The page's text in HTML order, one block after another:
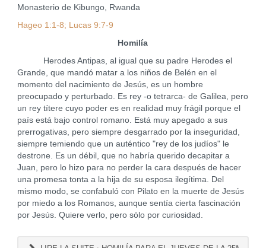
Monasterio de Kibungo, Rwanda
Hageo 1:1-8; Lucas 9:7-9
Homilía
Herodes Antipas, al igual que su padre Herodes el
Grande, que mandó matar a los niños de Belén en el
momento del nacimiento de Jesús, es un hombre
preocupado y perturbado. Es rey -o tetrarca- de Galilea, pero
un rey títere cuyo poder es en realidad muy frágil porque el
país está bajo control romano. Está muy apegado a sus
prerrogativas, pero siempre desgarrado por la inseguridad,
siempre temiendo que un auténtico "rey de los judíos" le
destrone. Es un débil, que no habría querido decapitar a
Juan, pero lo hizo para no perder la cara después de hacer
una promesa tonta a la hija de su esposa ilegítima. Del
mismo modo, se confabuló con Pilato en la muerte de Jesús
por miedo a los Romanos, aunque sentía cierta fascinación
por Jesús. Quiere verlo, pero sólo por curiosidad.